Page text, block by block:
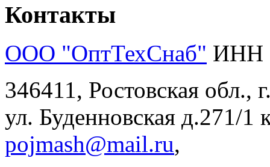
Контакты
ООО "ОптТехСнаб" ИНН
346411, Ростовская обл.,
ул. Буденновская д.271/1
pojmash@mail.ru,